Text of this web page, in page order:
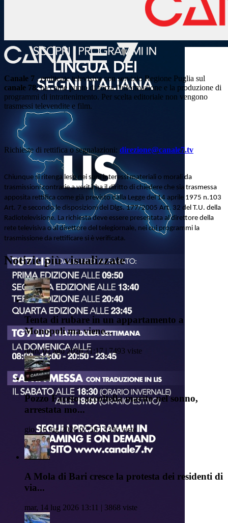
Canale 7 , emittente televisiva con servizio Regione Puglia sul
canale 78, ha come punto di forza l'informazione e la produzione di
programmi di intrattenimento. Per scelta editoriale non vengono
trasmessi televendite e film.
Richieste di rettifica o segnalazioni: direzione@canale7.tv
Chiunque si ritenga leso nei suoi interessi materiali o morali da
trasmissioni contrarie a verità ha il diritto di chiedere che sia trasmessa
apposita rettifica come già previsto dalla Legge del 14 aprile 1975 n.103
Art. 7 e secondo le disposizioni del Dlgs. 177/2005 Art. 32 del T.U. della
Radiotelevisione. La richiesta deve essere presentata al direttore della
rete televisiva o al direttore del telegiornale, nei cui programmi la
trasmissione da rettificare si è verificata.
Notizie più visualizzate
Tenta di rubare in un appartamento a
Monopoli ma viene...
dom, 02 ago 2026 21:17 | 7493 viste
Pozzo Faceto: accoltella marito nel sonno,
arrestata mo...
gio, 16 lug 2026 07:58 | 5395 viste
A Mola di Bari cresce la protesta dei residenti di
via...
mar, 14 lug 2026 13:11 | 3868 viste